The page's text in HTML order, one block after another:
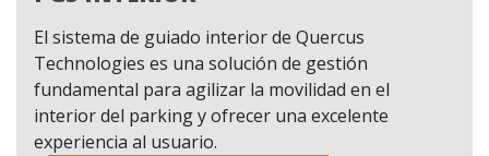
El sistema de guiado interior de Quercus
Technologies es una solución de gestión
fundamental para agilizar la movilidad en el
interior del parking y ofrecer una excelente
experiencia al usuario.